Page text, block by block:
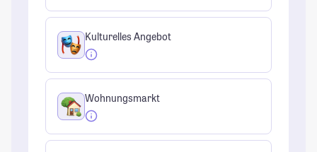
Kulturelles Angebot
Wohnungsmarkt